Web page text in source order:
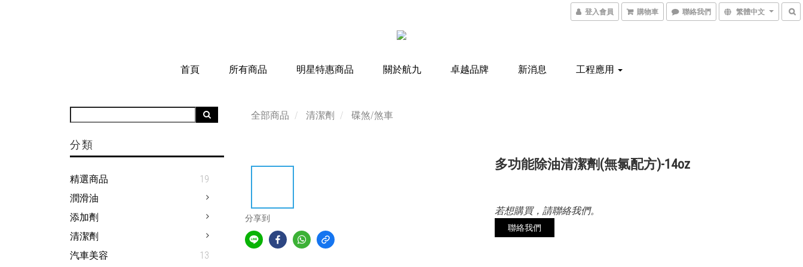
登入會員 購物車 聯絡我們 繁體中文
首頁 所有商品 明星特惠商品 關於航九 卓越品牌 新消息 工程應用
分類
精選商品
19
潤滑油
添加劑
清潔劑
汽車美容
13
全部商品 清潔劑 碟煞/煞車
分享到
多功能除油清潔劑(無氯配方)-14oz
若想購買，請聯絡我們。
聯絡我們